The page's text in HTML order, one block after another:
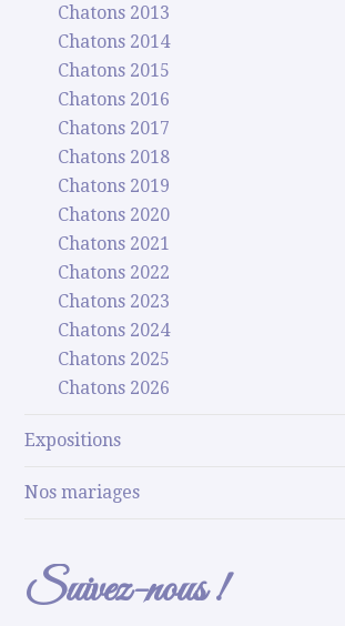
Chatons 2013
Chatons 2014
Chatons 2015
Chatons 2016
Chatons 2017
Chatons 2018
Chatons 2019
Chatons 2020
Chatons 2021
Chatons 2022
Chatons 2023
Chatons 2024
Chatons 2025
Chatons 2026
Expositions
Nos mariages
Suivez-nous !